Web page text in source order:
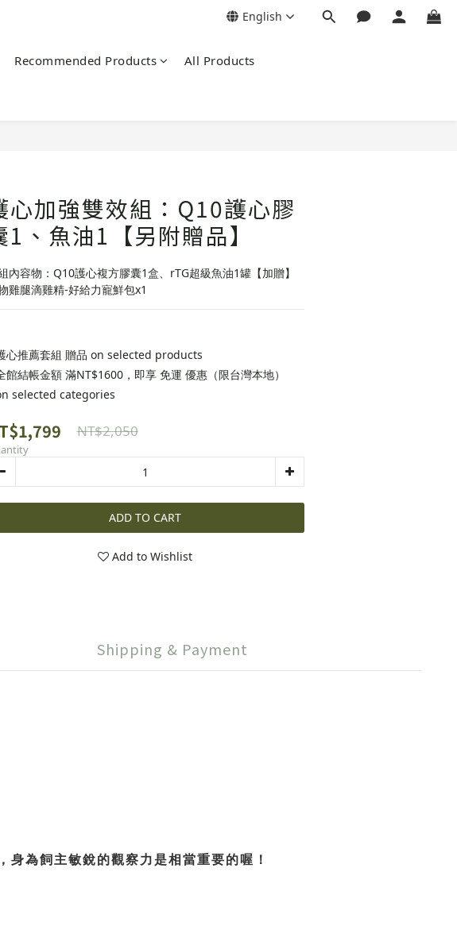
English
Recommended Products All Products
心加強雙效組：Q10護心膠
1、魚油1【另附贈品】
內容物：Q10護心複方膠囊1盒、rTG超級魚油1罐【加贈】
雞腿滴雞精-好給力寵鮮包x1
心推薦套組 贈品 on selected products
館結帳金額 滿NT$1600，即享 免運 優惠（限台灣本地）
selected categories
NT$2,050
ADD TO CART
Add to Wishlist
Shipping & Payment
為飼主敏銳的觀察力是相當重要的喔！